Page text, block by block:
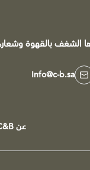
Info@c-b.sa
عن C&B